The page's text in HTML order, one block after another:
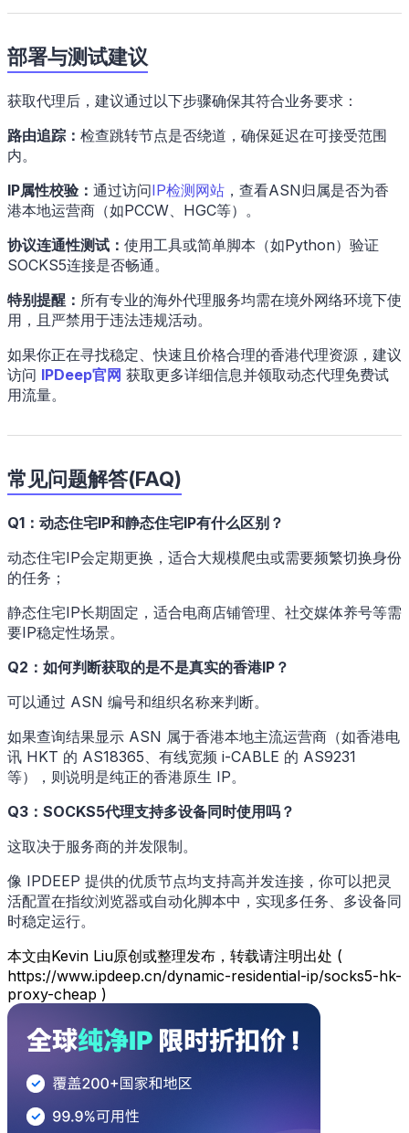
部署与测试建议
获取代理后，建议通过以下步骤确保其符合业务要求：
路由追踪： 检查跳转节点是否绕道，确保延迟在可接受范围
内。
IP属性校验： 通过访问IP检测网站 ，查看ASN归属是否为香
港本地运营商（如PCCW、HGC等）。
协议连通性测试： 使用工具或简单脚本（如Python）验证
SOCKS5连接是否畅通。
特别提醒： 所有专业的海外代理服务均需在境外网络环境下使
用，且严禁用于违法违规活动。
如果你正在寻找稳定、快速且价格合理的香港代理资源，建议
访问 IPDeep官网 获取更多详细信息并领取动态代理免费试
用流量。
常见问题解答(FAQ)
Q1：动态住宅IP和静态住宅IP有什么区别？
动态住宅IP会定期更换，适合大规模爬虫或需要频繁切换身份
的任务；
静态住宅IP长期固定，适合电商店铺管理、社交媒体养号等需
要IP稳定性场景。
Q2：如何判断获取的是不是真实的香港IP？
可以通过 ASN 编号和组织名称来判断。
如果查询结果显示 ASN 属于香港本地主流运营商（如香港电
讯 HKT 的 AS18365、有线宽频 i-CABLE 的 AS9231
等），则说明是纯正的香港原生 IP。
Q3：SOCKS5代理支持多设备同时使用吗？
这取决于服务商的并发限制。
像 IPDEEP 提供的优质节点均支持高并发连接，你可以把灵
活配置在指纹浏览器或自动化脚本中，实现多任务、多设备同
时稳定运行。
本文由Kevin Liu原创或整理发布，转载请注明出处 (
https://www.ipdeep.cn/dynamic-residential-ip/socks5-hk-
proxy-cheap )